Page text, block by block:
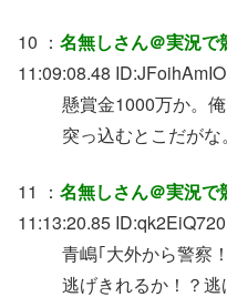
10 ： 名無しさん＠実況で
11:09:08.48 ID:JFoihAmIO
懸賞金1000万か。
突っ込むとこだがな。
11 ： 名無しさん＠実況で
11:13:20.85 ID:qk2EiQ720
青嶋｢大外から警察
逃げきれるか！？